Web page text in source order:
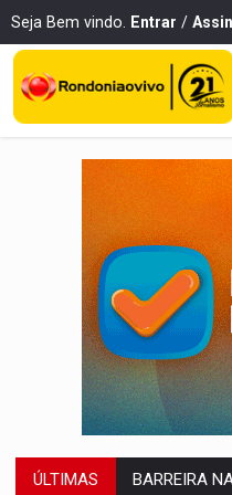
Seja Bem vindo. Entrar /
ÚLTIMAS :Anvisa libera